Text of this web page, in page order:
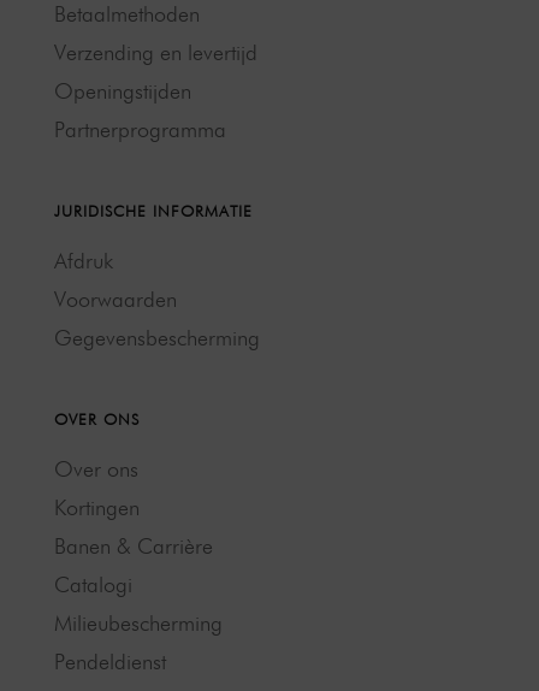
Betaalmethoden
Verzending en levertijd
Openingstijden
Partnerprogramma
JURIDISCHE INFORMATIE
Afdruk
Voorwaarden
Gegevensbescherming
OVER ONS
Over ons
Kortingen
Banen & Carrière
Catalogi
Milieubescherming
Pendeldienst